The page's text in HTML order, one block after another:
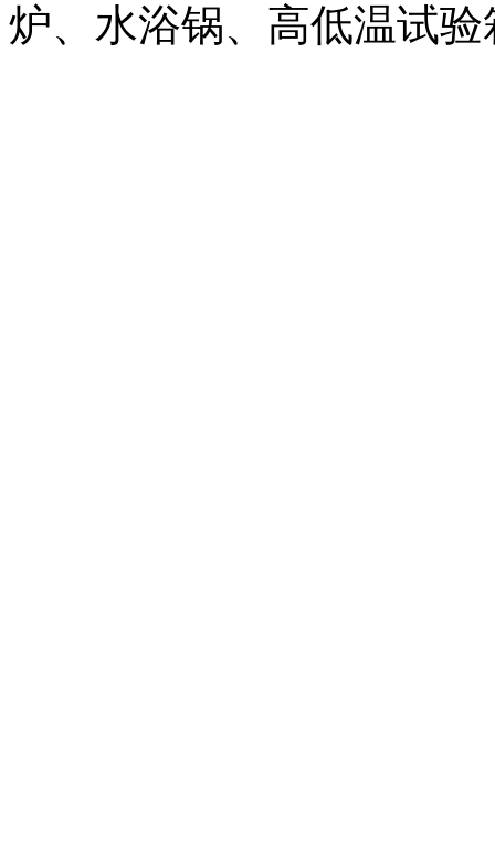
炉、水浴锅、高低温试验